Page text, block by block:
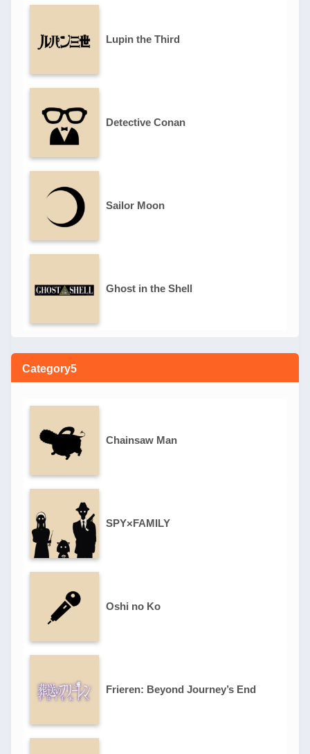
Lupin the Third
Detective Conan
Sailor Moon
Ghost in the Shell
Category5
Chainsaw Man
SPY×FAMILY
Oshi no Ko
Frieren: Beyond Journey’s End